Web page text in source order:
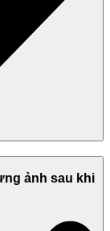
ảnh sau khi